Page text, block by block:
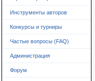
Инструменты авторов
Конкурсы и турниры
Частые вопросы (FAQ)
Администрация
Форум